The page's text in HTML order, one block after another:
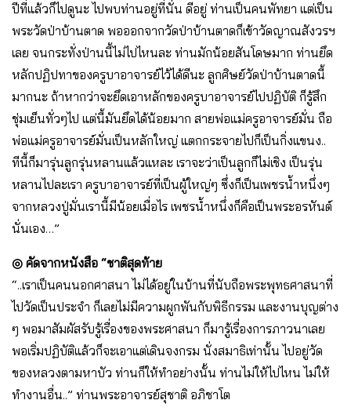
ปีที่แล้วก็ไปดูนะ ไปพบท่านอยู่ที่นั่น ดีอยู่ ท่านเป็นคนพัทยา แต่เป็น
พระวัดป่าบ้านตาด พอออกจากวัดป่าบ้านตาดก็เข้าวัดญาณสังวรฯ
เลย จนกระทั่งป่านนี้ไม่ไปไหนละ ท่านมักน้อยสันโดษมาก ท่านยึด
หลักปฏิปทาของครูบาอาจารย์ไว้ได้ดีนะ ลูกศิษย์วัดป่าบ้านตาดนี้
มากนะ ถ้าหากว่าจะยึดเอาหลักของครูบาอาจารย์ไปปฏิบัติ ก็รู้สึก
ชุ่มเย็นทั่วๆไป แต่นี้มันยึดได้น้อยมาก สายพ่อแม่ครูอาจารย์มั่น ถือ
พ่อแม่ครูอาจารย์มั่นเป็นหลักใหญ่ แตกกระจายไปก็เป็นกิ่งแขนง..
ทีนี้ก็มารุ่นลูกรุ่นหลานแล้วแหละ เราจะว่าเป็นลูกก็ไม่เชิง เป็นรุ่น
หลานไปละเรา ครูบาอาจารย์ที่เป็นผู้ใหญ่ๆ ซึ่งก็เป็นเพชรน้ำหนึ่งๆ
จากหลวงปู่มั่นเรานี้มีน้อยเมื่อไร เพชรน้ำหนึ่งก็คือเป็นพระอรหันต์
นั่นเอง…”
◎ คัดจากหนังสือ “ชาติสุดท้าย
“..เราเป็นคนนอกศาสนา ไม่ได้อยู่ในบ้านที่นับถือพระพุทธศาสนาที่
ไปวัดเป็นประจำ ก็เลยไม่มีความผูกพันกับพิธีกรรม และงานบุญต่าง
ๆ พอมาสัมผัสรับรู้เรื่องของพระศาสนา ก็มารู้เรื่องการภาวนาเลย
พอเริ่มปฏิบัติแล้วก็จะเอาแต่เดินจงกรม นั่งสมาธิเท่านั้น ไปอยู่วัด
ของหลวงตามหาบัว ท่านก็ให้ทำอย่างนั้น ท่านไม่ให้ไปไหน ไม่ให้
ทำงานอื่น..” ท่านพระอาจารย์สุชาติ อภิชาโต